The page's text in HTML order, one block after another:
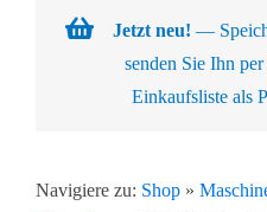
Jetzt neu! —
senden Sie Ihn
Einkaufsliste als
Navigiere zu: Shop»